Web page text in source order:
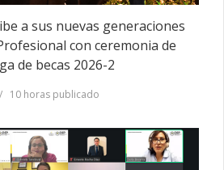
a sus nuevas generaciones
con ceremonia de
de becas 2026-2
10 horas publicado